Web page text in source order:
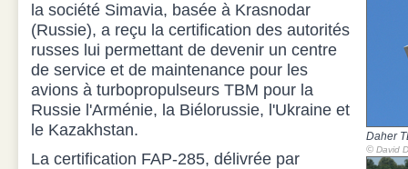
Daher
© David
la société Simavia, basée à Krasnodar
(Russie), a reçu la certification des autorités
russes lui permettant de devenir un centre
de service et de maintenance pour les
avions à turbopropulseurs TBM pour la
Russie l'Arménie, la Biélorussie, l'Ukraine et
le Kazakhstan.
La certification FAP-285, délivrée par